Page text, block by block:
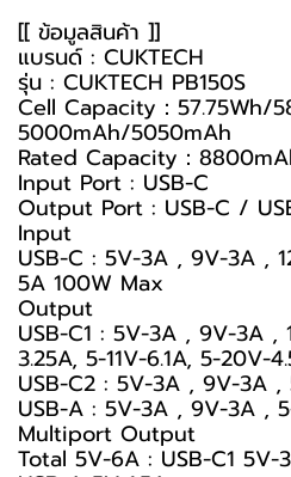
[[ ข้อมูลสินค้า ]]
แบรนด์ : CUKTECH
รุ่น : CUKTECH PB150S
Cell Capacity：57.75Wh/
5000mAh/5050mAh
Rated Capacity：
Input Port : USB-C
Output Port : USB-C /
Input
USB-C : 5V-3A , 9V-3A ,
5A 100W Max
Output
USB-C1 : 5V-3A , 9V-3A ,
3.25A, 5-11V-6.1A, 5-20V-
USB-C2 : 5V-3A , 9V-3A ,
USB-A : 5V-3A , 9V-3A ,
Multiport Output
Total 5V-6A : USB-C1 5V-